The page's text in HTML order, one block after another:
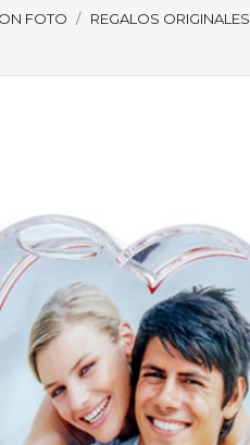
FOTO REGALOS ORIGINALES